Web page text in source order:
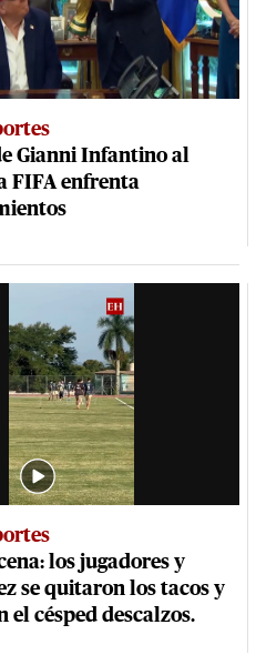
Gianni Infantino al
FIFA enfrenta
los jugadores y
se quitaron los tacos y
el césped descalzos.